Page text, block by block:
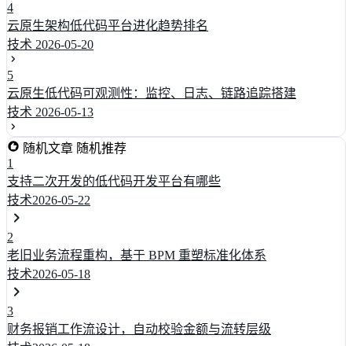
4
云原生架构低代码平台进化趋势排名
技术 2026-05-20
5
云原生低代码可观测性：监控、日志、链路追踪搭建
技术 2026-05-13
随机文章 随机推荐
1
支持二次开发的低代码开发平台有哪些
技术2026-05-22
2
老旧业务流程重构，基于 BPM 重塑标准化体系
技术2026-05-18
3
财务报销工作流设计，自动校验金额与流转层级